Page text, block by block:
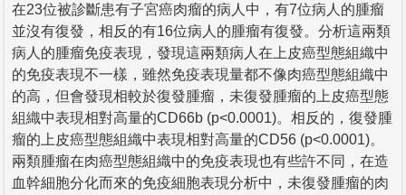
在23位被診斷患有子宮癌肉瘤的病人中，有7位病人的腫瘤
並沒有復發，相反的有16位病人的腫瘤有復發。分析這兩類
病人的腫瘤免疫表現，發現這兩類病人在上皮癌型態組織中
的免疫表現不一樣，雖然免疫表現量都不像肉癌型態組織中
的高，但會發現相較於復發腫瘤，未復發腫瘤的上皮癌型態
組織中表現相對高量的CD66b (p<0.0001)。相反的，復發腫
瘤的上皮癌型態組織中表現相對高量的CD56 (p<0.0001)。
兩類腫瘤在肉癌型態組織中的免疫表現也有些許不同，在造
血幹細胞分化而來的免疫細胞表現分析中，未復發腫瘤的肉